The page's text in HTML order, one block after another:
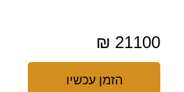
21100 ₪
הזמן עכשיו